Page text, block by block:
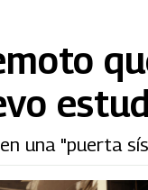
una "puerta